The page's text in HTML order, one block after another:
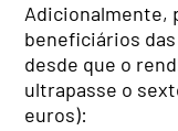
Adicionalmente,
beneficiários
desde que o
ultrapasse o
euros):